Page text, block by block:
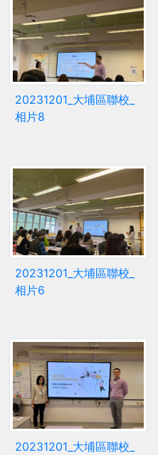
20231201_大埔區聯校_
相片8
20231201_大埔區聯校_
相片6
20231201_大埔區聯校_